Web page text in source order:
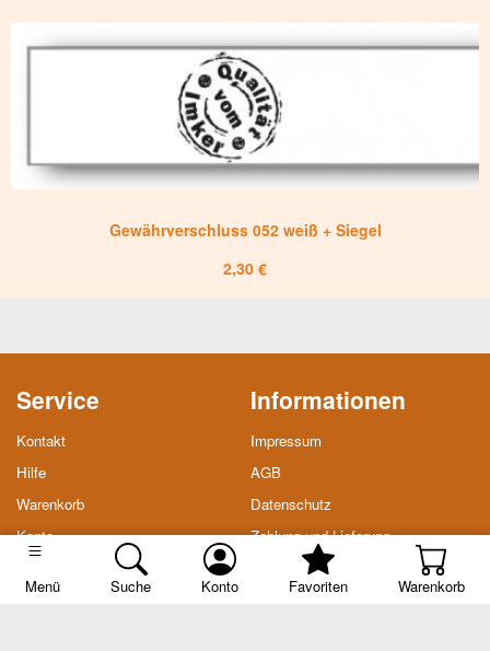
Menü Suche Konto Favoriten Warenkorb
Gewährverschluss 052 weiß + Siegel
2,30 €
Service
Kontakt
Hilfe
Warenkorb
Konto
Informationen
Impressum
AGB
Datenschutz
Zahlung und Lieferung
Widerrufsrecht
Soziale Medien